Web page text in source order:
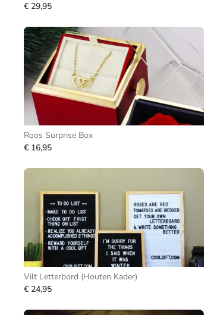
€ 29,95
Roos Surprise Box
€ 16,95
Vilt Letterbord (Houten Kader)
€ 24,95